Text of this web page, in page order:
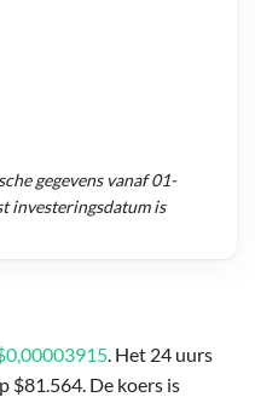
. Het 24 uurs
$81.564. De koers is
gegevens vanaf01-
investeringsdatum is